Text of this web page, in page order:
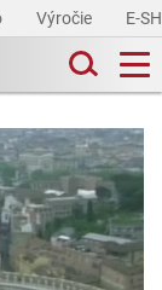
Výročie E-